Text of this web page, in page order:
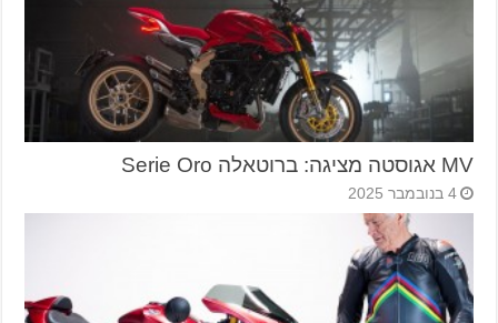
MV אגוסטה מציגה: ברוטאלה Serie Oro
4 בנובמבר 2025